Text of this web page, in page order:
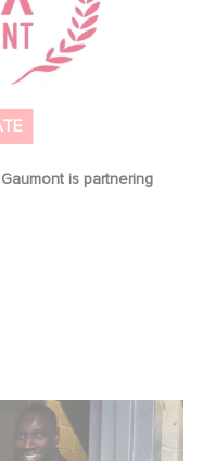
is partnering
Emmy